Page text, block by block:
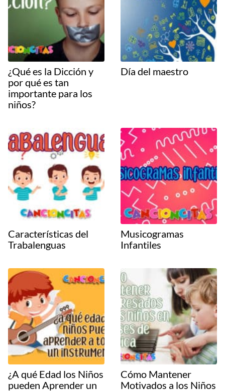
¿Qué es la Dicción y
por qué es tan
importante para los
niños?
Día del maestro
Características del
Trabalenguas
Musicogramas
Infantiles
¿A qué Edad los Niños
pueden Aprender un
Cómo Mantener
Motivados a los Niños